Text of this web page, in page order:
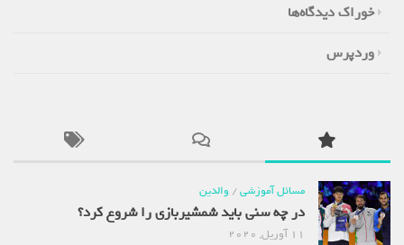
خوراک دیدگاه‌ها
وردپرس
مسائل آموزشی/والدین
در چه سنی باید شمشیربازی را شروع کرد؟